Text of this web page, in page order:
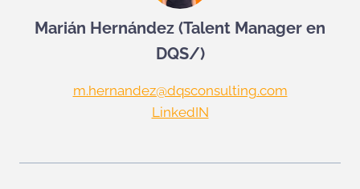
Marián Hernández (Talent Manager en
DQS/)
m.hernandez@dqsconsulting.com
LinkedIN